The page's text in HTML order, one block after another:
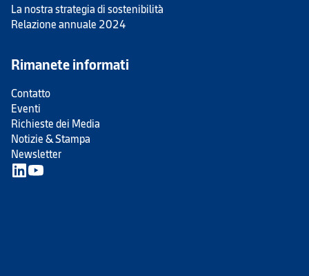
La nostra strategia di sostenibilità
Relazione annuale 2024
Rimanete informati
Contatto
Eventi
Richieste dei Media
Notizie & Stampa
Newsletter